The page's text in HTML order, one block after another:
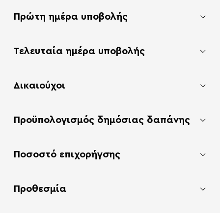
Πρώτη ημέρα υποβολής
Τελευταία ημέρα υποβολής
Δικαιούχοι
Προϋπολογισμός δημόσιας δαπάνης
Ποσοστό επιχορήγσης
Προθεσμία